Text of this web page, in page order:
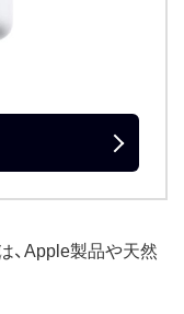
、Apple製品や天然